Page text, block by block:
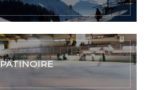
PATINOIRE